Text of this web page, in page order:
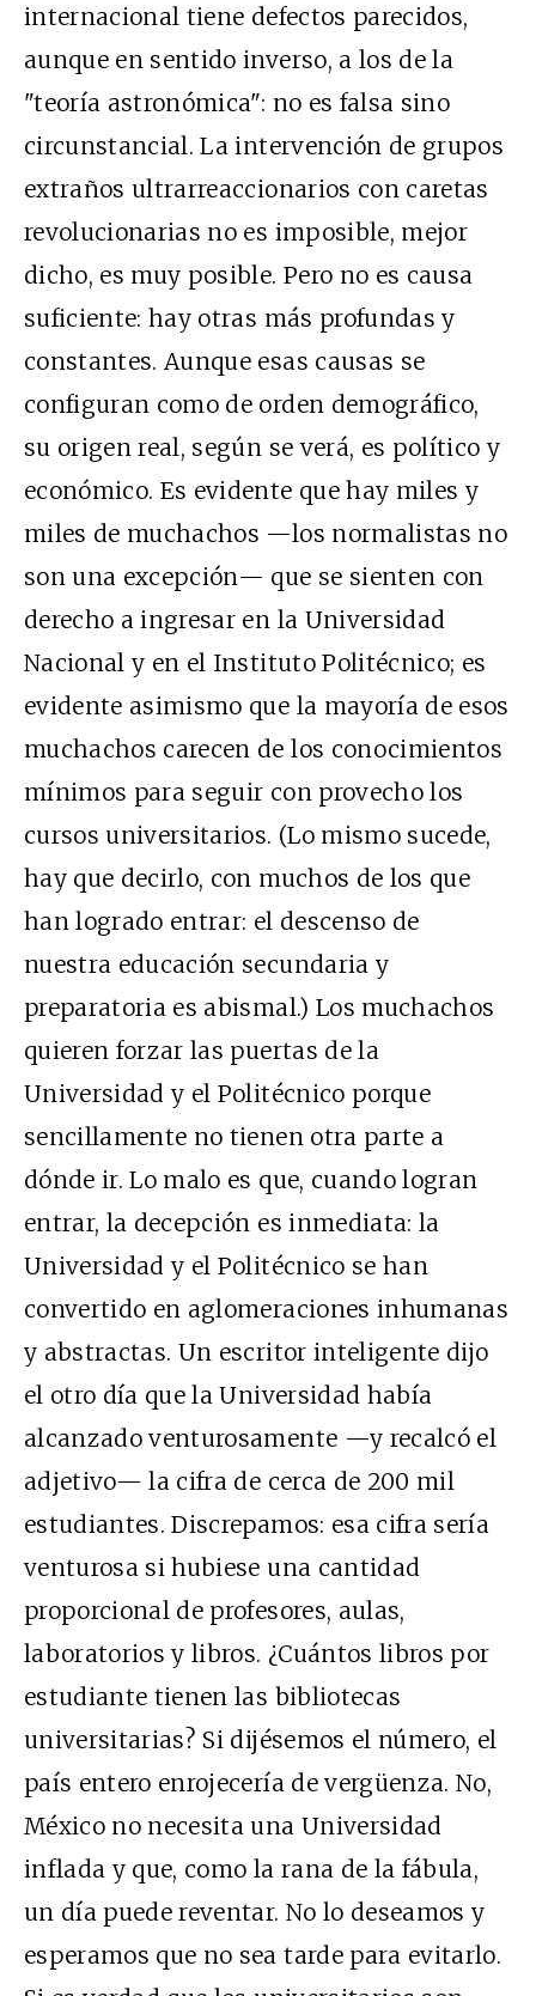
internacional tiene defectos parecidos,
aunque en sentido inverso, a los de la
"teoría astronómica": no es falsa sino
circunstancial. La intervención de grupos
extraños ultrarreaccionarios con caretas
revolucionarias no es imposible, mejor
dicho, es muy posible. Pero no es causa
suficiente: hay otras más profundas y
constantes. Aunque esas causas se
configuran como de orden demográfico,
su origen real, según se verá, es político y
económico. Es evidente que hay miles y
miles de muchachos —los normalistas no
son una excepción— que se sienten con
derecho a ingresar en la Universidad
Nacional y en el Instituto Politécnico; es
evidente asimismo que la mayoría de esos
muchachos carecen de los conocimientos
mínimos para seguir con provecho los
cursos universitarios. (Lo mismo sucede,
hay que decirlo, con muchos de los que
han logrado entrar: el descenso de
nuestra educación secundaria y
preparatoria es abismal.) Los muchachos
quieren forzar las puertas de la
Universidad y el Politécnico porque
sencillamente no tienen otra parte a
dónde ir. Lo malo es que, cuando logran
entrar, la decepción es inmediata: la
Universidad y el Politécnico se han
convertido en aglomeraciones inhumanas
y abstractas. Un escritor inteligente dijo
el otro día que la Universidad había
alcanzado venturosamente —y recalcó el
adjetivo— la cifra de cerca de 200 mil
estudiantes. Discrepamos: esa cifra sería
venturosa si hubiese una cantidad
proporcional de profesores, aulas,
laboratorios y libros. ¿Cuántos libros por
estudiante tienen las bibliotecas
universitarias? Si dijésemos el número, el
país entero enrojecería de vergüenza. No,
México no necesita una Universidad
inflada y que, como la rana de la fábula,
un día puede reventar. No lo deseamos y
esperamos que no sea tarde para evitarlo.